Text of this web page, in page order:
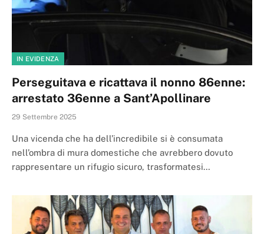
IN EVIDENZA
Perseguitava e ricattava il nonno 86enne:
arrestato 36enne a Sant’Apollinare
29 Settembre 2025
Una vicenda che ha dell’incredibile si è consumata
nell’ombra di mura domestiche che avrebbero dovuto
rappresentare un rifugio sicuro, trasformatesi…